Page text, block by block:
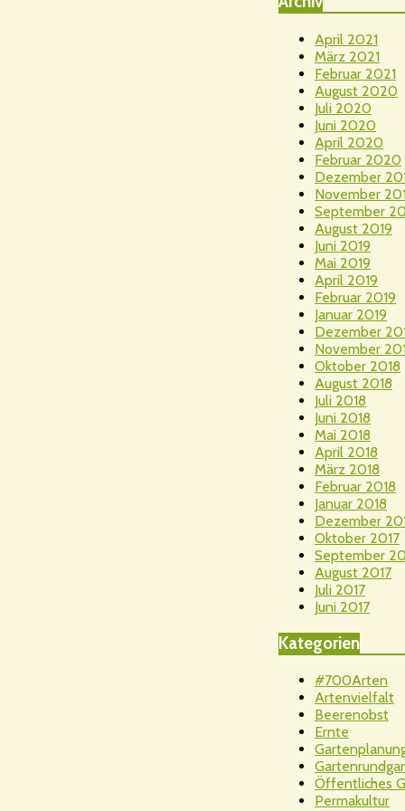
April 2021
März 2021
Februar 2021
August 2020
Juli 2020
Juni 2020
April 2020
Februar 2020
Dezember
November
September
August 2019
Juni 2019
Mai 2019
April 2019
Februar 2019
Januar 2019
Dezember
November
Oktober 2018
August 2018
Juli 2018
Juni 2018
Mai 2018
April 2018
März 2018
Februar 2018
Januar 2018
Dezember
Oktober 2017
September
August 2017
Juli 2017
Juni 2017
Kategorien
#700Arten
Artenvielfalt
Beerenobst
Ernte
Öffentliches
Permakultur